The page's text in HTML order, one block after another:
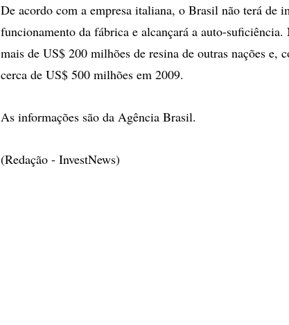
De acordo com a empresa italiana, o Brasil não terá de
funcionamento da fábrica e alcançará a auto-
mais de US$ 200 milhões de resina de outras nações e,
cerca de US$ 500 milhões em 2009.
As informações são da Agência Brasil.
(Redação - InvestNews)